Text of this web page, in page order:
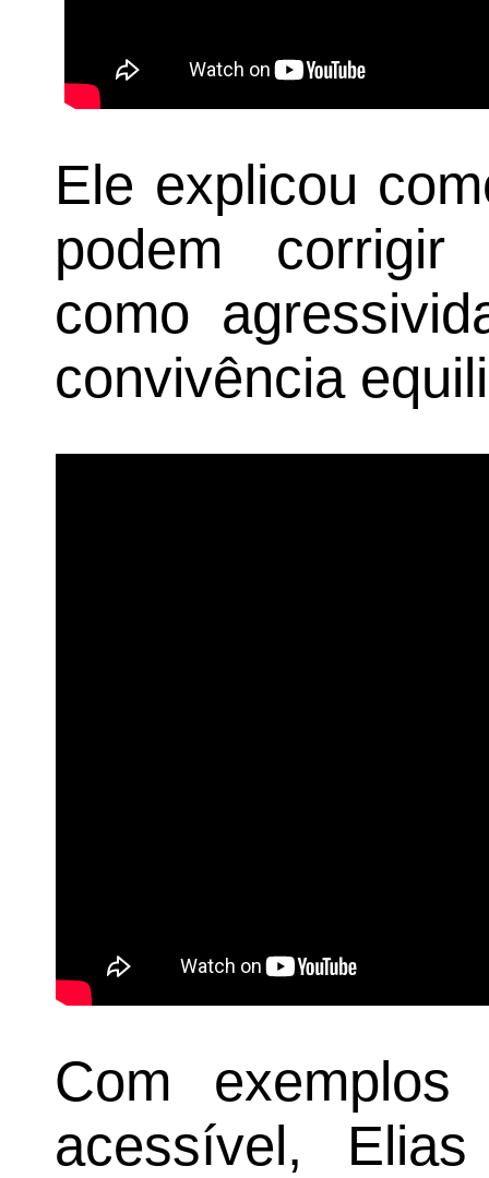
Ele explicou
podem corrigir
como
convivência
Com
acessível,